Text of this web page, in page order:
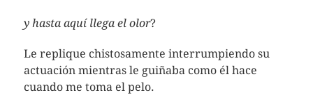
y hasta aquí llega el olor?
Le replique chistosamente interrumpiendo su
actuación mientras le guiñaba como él hace
cuando me toma el pelo.